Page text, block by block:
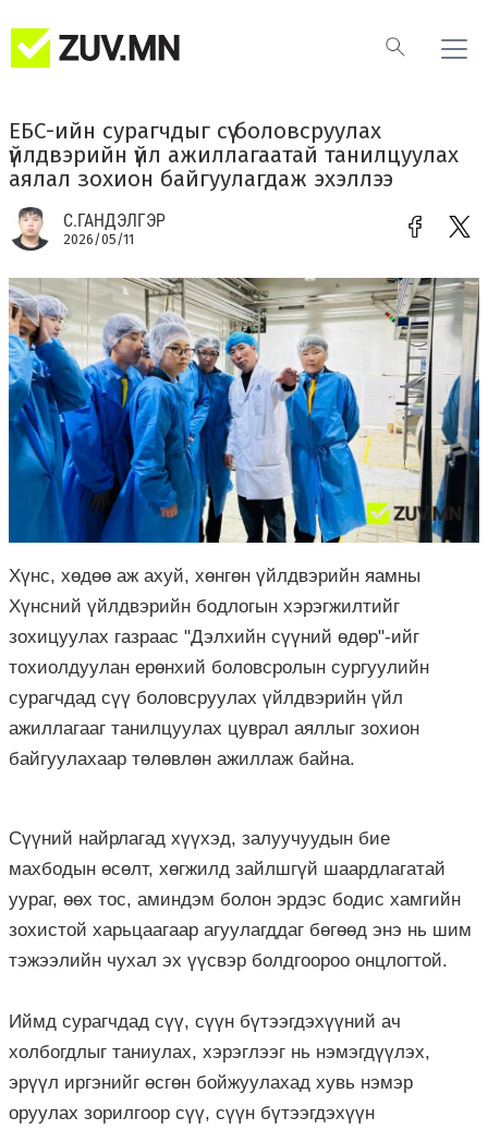
ЕБС-ийн сурагчдыг сүү боловсруулах
үйлдвэрийн үйл ажиллагаатай танилцуулах
аялал зохион байгуулагдаж эхэллээ
С.ГАНДЭЛГЭР
2026/05/11
Хүнс, хөдөө аж ахуй, хөнгөн үйлдвэрийн яамны
Хүнсний үйлдвэрийн бодлогын хэрэгжилтийг
зохицуулах газраас "Дэлхийн сүүний өдөр"-ийг
тохиолдуулан ерөнхий боловсролын сургуулийн
сурагчдад сүү боловсруулах үйлдвэрийн үйл
ажиллагааг танилцуулах цуврал аяллыг зохион
байгуулахаар төлөвлөн ажиллаж байна.
Сүүний найрлагад хүүхэд, залуучуудын бие
махбодын өсөлт, хөгжилд зайлшгүй шаардлагатай
уураг, өөх тос, аминдэм болон эрдэс бодис хамгийн
зохистой харьцаагаар агуулагддаг бөгөөд энэ нь шим
тэжээлийн чухал эх үүсвэр болдгоороо онцлогтой.
Иймд сурагчдад сүү, сүүн бүтээгдэхүүний ач
холбогдлыг таниулах, хэрэглээг нь нэмэгдүүлэх,
эрүүл иргэнийг өсгөн бойжуулахад хувь нэмэр
оруулах зорилгоор сүү, сүүн бүтээгдэхүүн